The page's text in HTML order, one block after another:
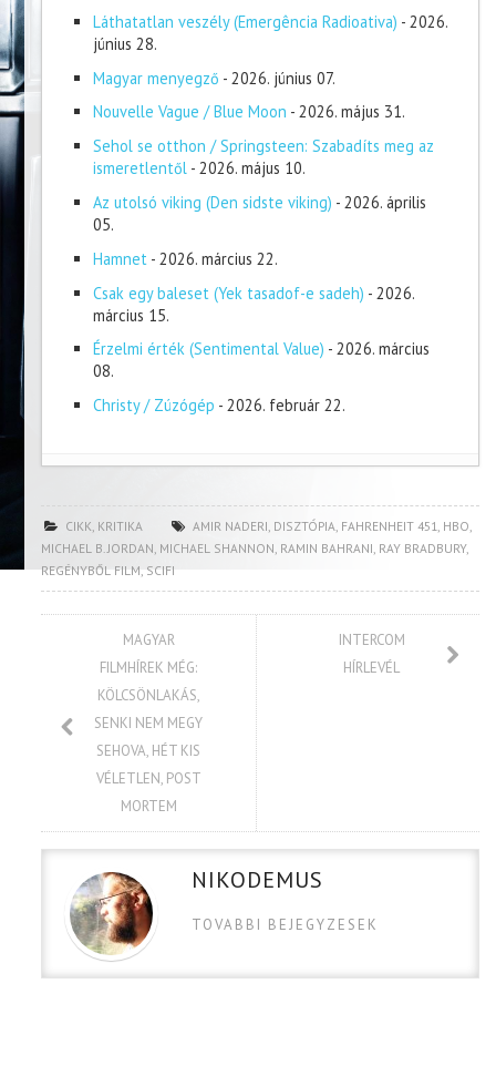
Láthatatlan veszély (Emergência Radioativa) - 2026.
június 28.
Magyar menyegző - 2026. június 07.
Nouvelle Vague / Blue Moon - 2026. május 31.
Sehol se otthon / Springsteen: Szabadíts meg az
ismeretlentől - 2026. május 10.
Az utolsó viking (Den sidste viking) - 2026. április
05.
Hamnet - 2026. március 22.
Csak egy baleset (Yek tasadof-e sadeh) - 2026.
március 15.
Érzelmi érték (Sentimental Value) - 2026. március
08.
Christy / Zúzógép - 2026. február 22.
CIKK, KRITIKA AMIR NADERI, DISZTÓPIA, FAHRENHEIT 451, HBO,
MICHAEL B. JORDAN, MICHAEL SHANNON, RAMIN BAHRANI, RAY BRADBURY,
REGÉNYBŐL FILM, SCIFI
MAGYAR
FILMHÍREK MÉG:
KÖLCSÖNLAKÁS,
SENKI NEM MEGY
SEHOVA, HÉT KIS
VÉLETLEN, POST
MORTEM
INTERCOM
HÍRLEVÉL
NIKODEMUS
TOVABBI BEJEGYZESEK